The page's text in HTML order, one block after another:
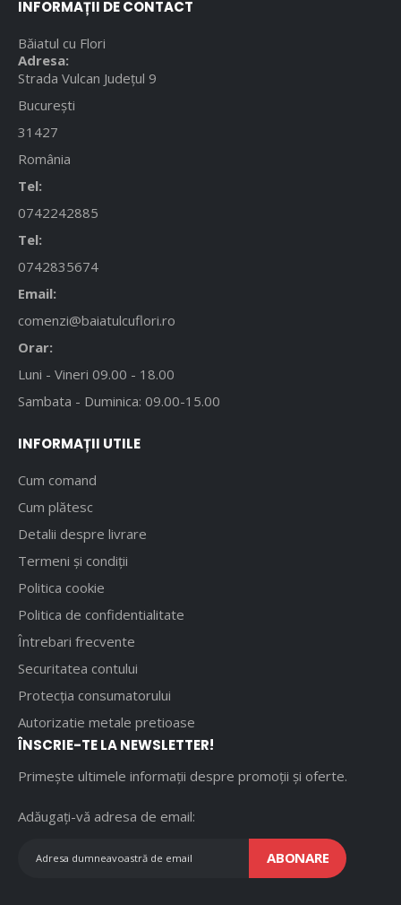
INFORMAȚII DE CONTACT
Băiatul cu Flori
Adresa:
Strada Vulcan Județul 9
București
31427
România
Tel:
0742242885
Tel:
0742835674
Email:
comenzi@baiatulcuflori.ro
Orar:
Luni - Vineri 09.00 - 18.00
Sambata - Duminica: 09.00-15.00
INFORMAȚII UTILE
Cum comand
Cum plătesc
Detalii despre livrare
Termeni și condiții
Politica cookie
Politica de confidentialitate
Întrebari frecvente
Securitatea contului
Protecția consumatorului
Autorizatie metale pretioase
ÎNSCRIE-TE LA NEWSLETTER!
Primește ultimele informații despre promoții și oferte.
Adăugați-vă adresa de email:
ABONARE